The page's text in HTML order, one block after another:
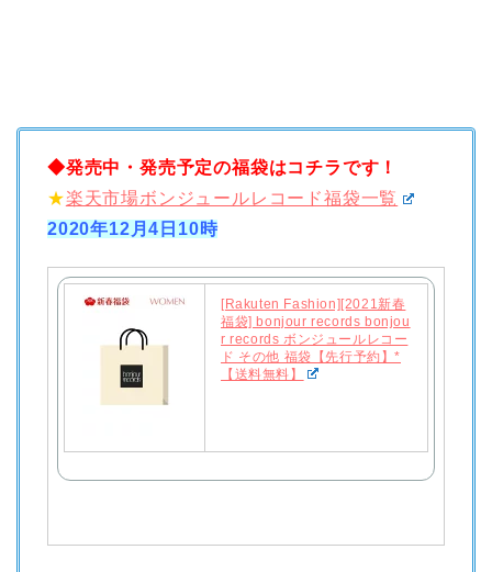
◆発売中・発売予定の福袋はコチラです！
★楽天市場ボンジュールレコード福袋一覧
2020年12月4日10時
[Rakuten Fashion][2021新春
福袋] bonjour records bonjou
r records ボンジュールレコー
ド その他 福袋【先行予約】*
【送料無料】